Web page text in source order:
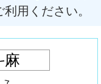
用ください。